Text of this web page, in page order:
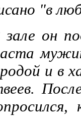
"в
зале он
и в